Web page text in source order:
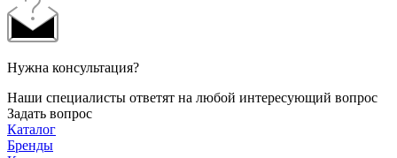
Нужна консультация?
Наши специалисты ответят на любой интересующий вопрос
Задать вопрос
Каталог
Бренды